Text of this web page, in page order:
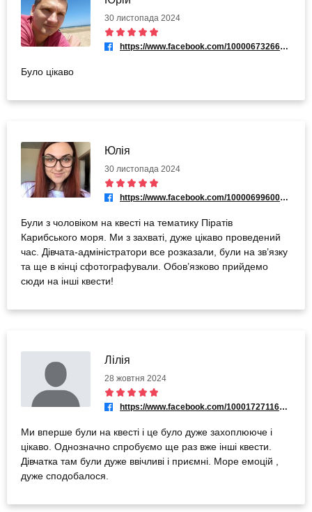
30 листопада 2024
https://www.facebook.com/100006732661917
Було цікаво
Юлія
30 листопада 2024
https://www.facebook.com/100006996009049
Були з чоловіком на квесті на тематику Піратів
Карибського моря. Ми з захваті, дуже цікаво проведений
час. Дівчата-адміністратори все розказали, були на зв’язку
та ще в кінці сфотографували. Обов’язково прийдемо
сюди на інші квести!
Лілія
28 жовтня 2024
https://www.facebook.com/100017271162618
Ми вперше були на квесті і це було дуже захоплююче і
цікаво. Однозначно спробуємо ще раз вже інші квести.
Дівчатка там були дуже ввічливі і приємні. Море емоцій ,
дуже сподобалося.